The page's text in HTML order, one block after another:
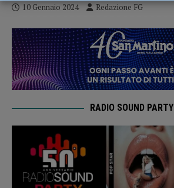
10 Gennaio 2024 Redazione FG
RADIO SOUND PARTY